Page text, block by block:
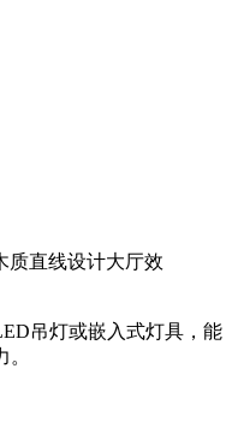
质直线设计大厅效
吊灯或嵌入式灯具，能